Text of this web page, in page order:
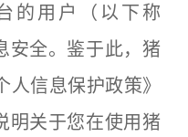
的用户（以下称
安全。鉴于此，猪
信息保护政策》
明关于您在使用猪